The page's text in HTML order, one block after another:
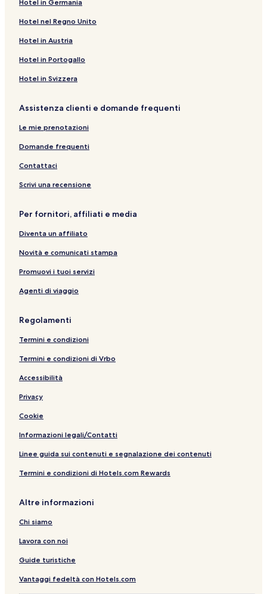
Hotel in Germania
Hotel nel Regno Unito
Hotel in Austria
Hotel in Portogallo
Hotel in Svizzera
Assistenza clienti e domande frequenti
Le mie prenotazioni
Domande frequenti
Contattaci
Scrivi una recensione
Per fornitori, affiliati e media
Diventa un affiliato
Novità e comunicati stampa
Promuovi i tuoi servizi
Agenti di viaggio
Regolamenti
Termini e condizioni
Termini e condizioni di Vrbo
Accessibilità
Privacy
Cookie
Informazioni legali/Contatti
Linee guida sui contenuti e segnalazione dei contenuti
Termini e condizioni di Hotels.com Rewards
Altre informazioni
Chi siamo
Lavora con noi
Guide turistiche
Vantaggi fedeltà con Hotels.com